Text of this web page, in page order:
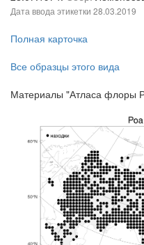
Дата ввода этикетки 28.03.2019
Полная карточка
Все образцы этого вида
Материалы "Атласа флоры